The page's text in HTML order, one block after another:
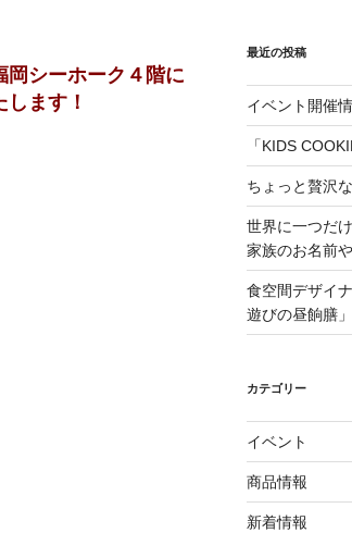
岡シーホーク４階に
ます！
最近の投稿
イベント開催
「KIDS
ちょっと贅沢
世界に一つだ
家族のお名前
食空間デザイ
遊びの昼餉膳」
カテゴリー
イベント
商品情報
新着情報